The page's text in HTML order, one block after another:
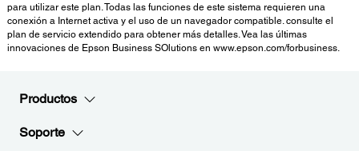
para utilizar este plan. Todas las funciones de este sistema requieren una
conexión a Internet activa y el uso de un navegador compatible. consulte el
plan de servicio extendido para obtener más detalles. Vea las últimas
innovaciones de Epson Business SOlutions en www.epson.com/forbusiness.
Productos
Soporte